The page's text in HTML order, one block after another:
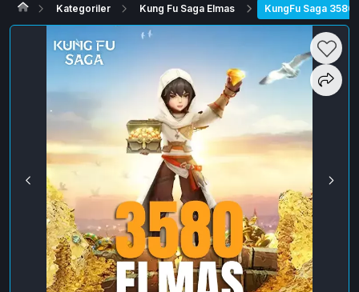
Kategoriler Kung Fu Saga Elmas KungFu Saga 3580